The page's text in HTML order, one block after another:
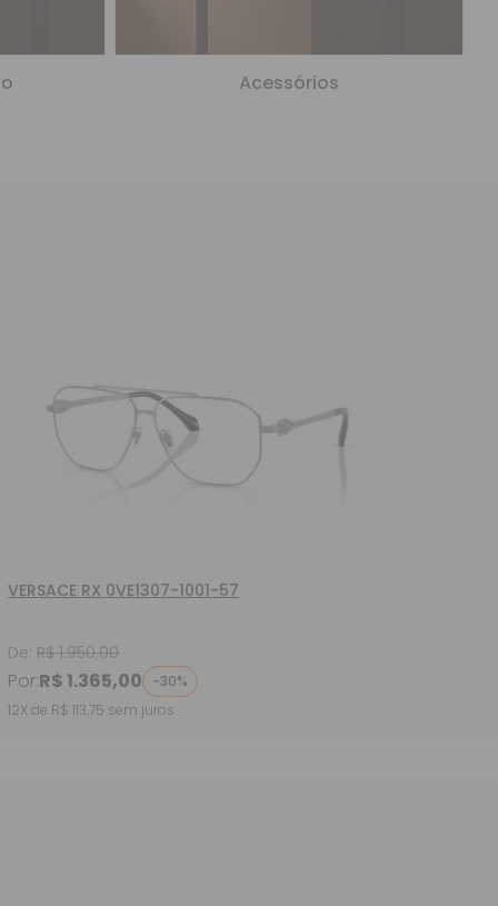
Acessórios
VERSACE RX 0VE1307-1001-57
De:R$ 1.950,00
Por:R$ 1.365,00 -30%
12X de R$ 113,75 sem juros